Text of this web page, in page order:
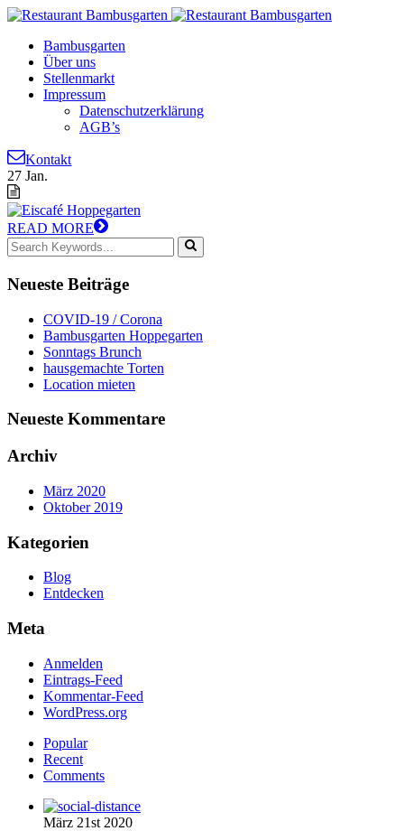
Bambusgarten
Über uns
Stellenmarkt
Impressum
Datenschutzerklärung
AGB’s
Kontakt
27 Jan.
READ MORE
Neueste Beiträge
COVID-19 / Corona
Bambusgarten Hoppegarten
Sonntags Brunch
hausgemachte Torten
Location mieten
Neueste Kommentare
Archiv
März 2020
Oktober 2019
Kategorien
Blog
Entdecken
Meta
Anmelden
Eintrags-Feed
Kommentar-Feed
WordPress.org
Popular
Recent
Comments
März 21st 2020